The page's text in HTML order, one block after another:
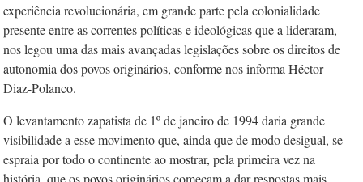
experiência revolucionária, em grande parte pela colonialidade
presente entre as correntes políticas e ideológicas que a lideraram,
nos legou uma das mais avançadas legislações sobre os direitos de
autonomia dos povos originários, conforme nos informa Héctor
Diaz-Polanco.
O levantamento zapatista de 1º de janeiro de 1994 daria grande
visibilidade a esse movimento que, ainda que de modo desigual, se
espraia por todo o continente ao mostrar, pela primeira vez na
história, que os povos originários começam a dar respostas mais